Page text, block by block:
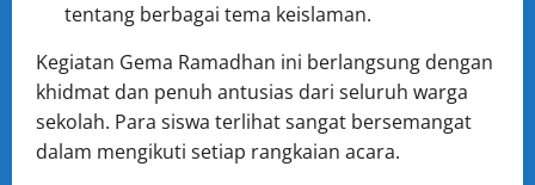
tentang berbagai tema keislaman.
Kegiatan Gema Ramadhan ini berlangsung dengan
khidmat dan penuh antusias dari seluruh warga
sekolah. Para siswa terlihat sangat bersemangat
dalam mengikuti setiap rangkaian acara.